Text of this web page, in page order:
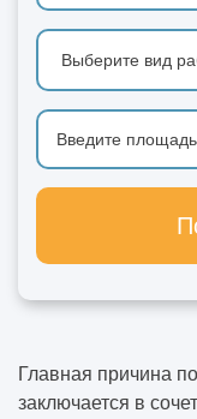
Главная причина
заключается в